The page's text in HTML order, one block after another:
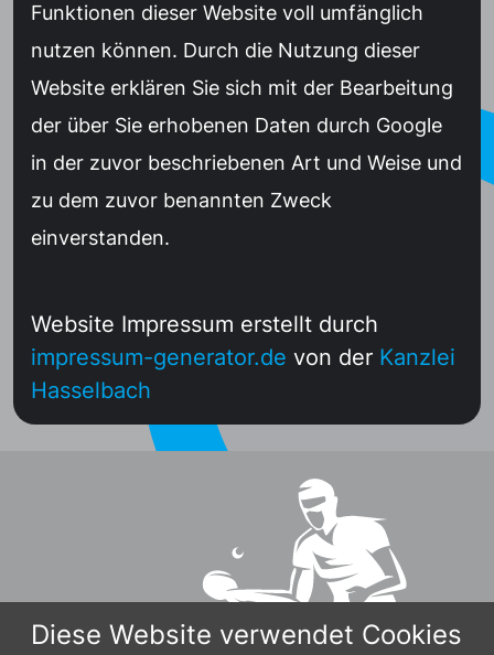
Diese Website verwendet Cookies
Funktionen dieser Website voll umfänglich
nutzen können. Durch die Nutzung dieser
Website erklären Sie sich mit der Bearbeitung
der über Sie erhobenen Daten durch Google
in der zuvor beschriebenen Art und Weise und
zu dem zuvor benannten Zweck
einverstanden.
Website Impressum erstellt durch
impressum-generator.de von der Kanzlei
Hasselbach